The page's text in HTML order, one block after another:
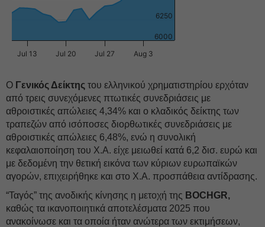
Jul 13 Jul 20 Jul 27 Aug 3
6000
6250
Ο Γενικός Δείκτης του ελληνικού χρηματιστηρίου ερχόταν
από τρεις συνεχόμενες πτωτικές συνεδριάσεις με
αθροιστικές απώλειες 4,34% και ο κλαδικός δείκτης των
τραπεζών από ισόποσες διορθωτικές συνεδριάσεις με
αθροιστικές απώλειες 6,48%, ενώ η συνολική
κεφαλαιοποίηση του Χ.Α. είχε μειωθεί κατά 6,2 δισ. ευρώ και
με δεδομένη την θετική εικόνα των κύριων ευρωπαϊκών
αγορών, επιχειρήθηκε και στο Χ.Α. προσπάθεια αντίδρασης.
“Ταγός” της ανοδικής κίνησης η μετοχή της BOCHGR,
καθώς τα ικανοποιητικά αποτελέσματα 2025 που
ανακοίνωσε και τα οποία ήταν ανώτερα των εκτιμήσεων,